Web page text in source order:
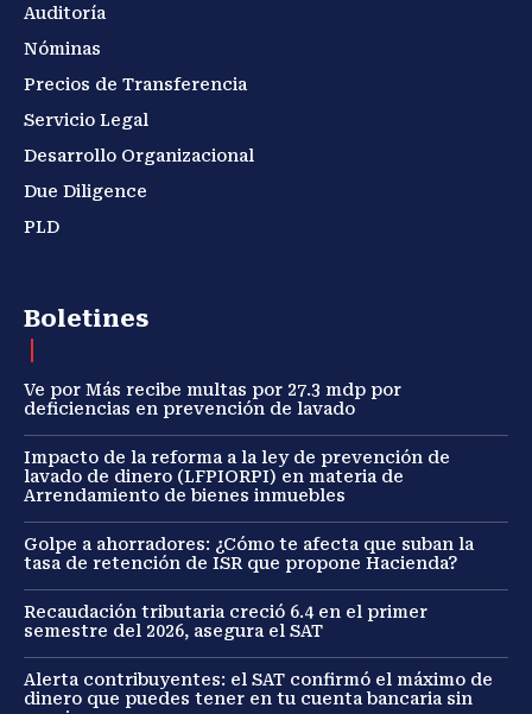
Auditoría
Nóminas
Precios de Transferencia
Servicio Legal
Desarrollo Organizacional
Due Diligence
PLD
Boletines
Ve por Más recibe multas por 27.3 mdp por
deficiencias en prevención de lavado
Impacto de la reforma a la ley de prevención de
lavado de dinero (LFPIORPI) en materia de
Arrendamiento de bienes inmuebles
Golpe a ahorradores: ¿Cómo te afecta que suban la
tasa de retención de ISR que propone Hacienda?
Recaudación tributaria creció 6.4 en el primer
semestre del 2026, asegura el SAT
Alerta contribuyentes: el SAT confirmó el máximo de
dinero que puedes tener en tu cuenta bancaria sin